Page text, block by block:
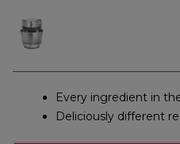
Every ingredient in
Deliciously different